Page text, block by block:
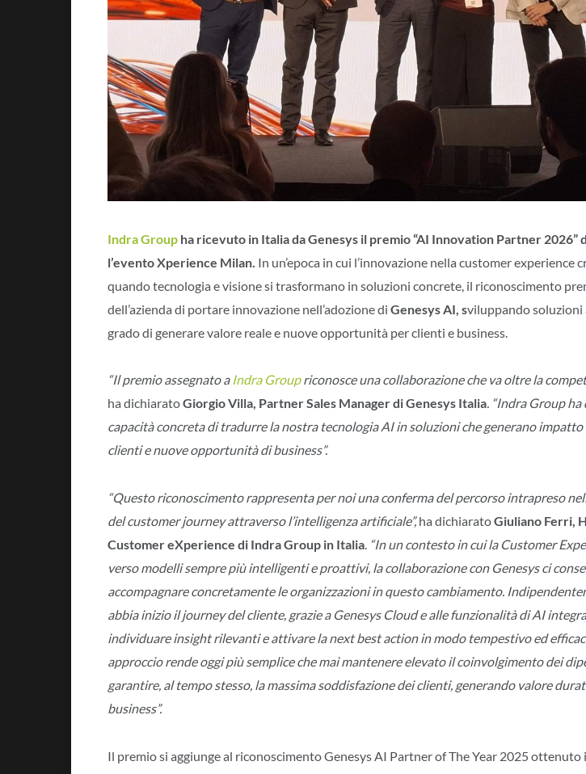
Indra Group ha ricevuto in Italia da Genesys il premio “AI Innovation Partner 2026”
l’evento Xperience Milan. In un’epoca in cui l’innovazione nella customer experience
quando tecnologia e visione si trasformano in soluzioni concrete, il riconoscimento
dell’azienda di portare innovazione nell’adozione di Genesys AI, sviluppando soluzioni
grado di generare valore reale e nuove opportunità per clienti e business.
“Il premio assegnato a Indra Groupriconosce una collaborazione che va oltre la
ha dichiaratoGiorgio Villa, Partner Sales Manager di Genesys Italia. “Indra Group
capacità concreta di tradurre la nostra tecnologia AI in soluzioni che generano impatto
clienti e nuove opportunità di business”.
“Questo riconoscimento rappresenta per noi una conferma del percorso intrapreso
del customer journey attraverso l’intelligenza artificiale”,ha dichiaratoGiuliano Ferri,
Customer eXperience di Indra Group in Italia. “In un contesto in cui la Customer
verso modelli sempre più intelligenti e proattivi, la collaborazione con Genesys ci
accompagnare concretamente le organizzazioni in questo cambiamento.
abbia inizio il journey del cliente, grazie a Genesys Cloud e alle funzionalità di AI
individuare insight rilevanti e attivare la next best action in modo tempestivo ed
approccio rende oggi più semplice che mai mantenere elevato il coinvolgimento dei
garantire, al tempo stesso, la massima soddisfazione dei clienti, generando valore
business”.
Il premio si aggiunge al riconoscimento Genesys AI Partner of The Year 2025 ottenuto